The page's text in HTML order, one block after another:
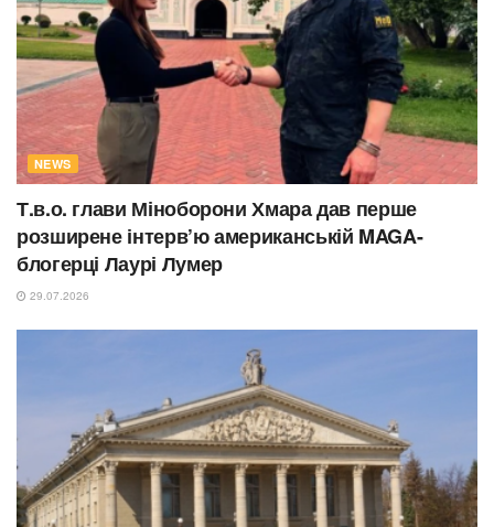
NEWS
Т.в.о. глави Міноборони Хмара дав перше
розширене інтерв’ю американській MAGA-
блогерці Лаурі Лумер
29.07.2026